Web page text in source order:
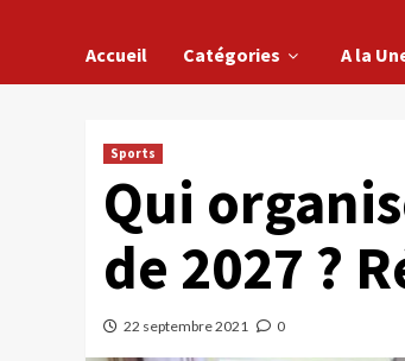
Accueil Catégories A la
Sports
Qui
de 2027 ?
22 septembre 2021 0